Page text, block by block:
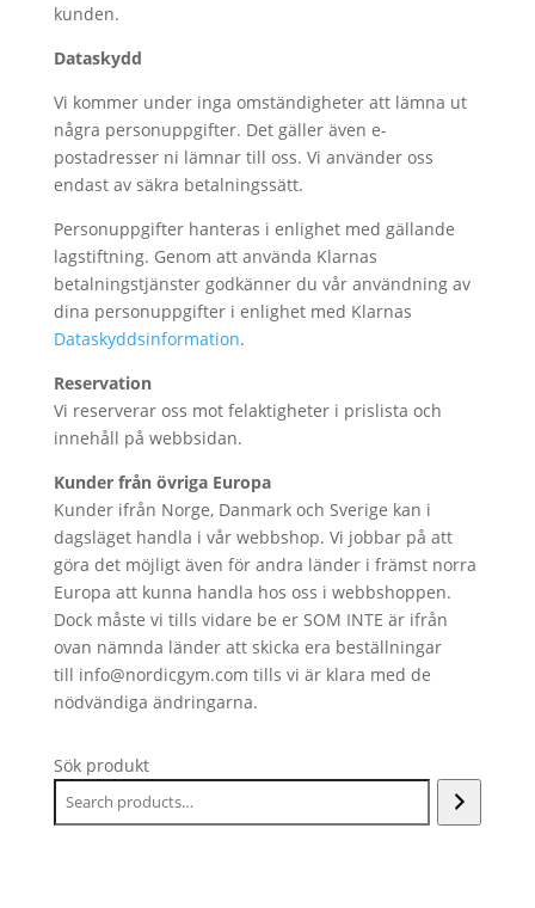
kunden.
Dataskydd
Vi kommer under inga omständigheter att lämna ut
några personuppgifter. Det gäller även e-
postadresser ni lämnar till oss. Vi använder oss
endast av säkra betalningssätt.
Personuppgifter hanteras i enlighet med gällande
lagstiftning. Genom att använda Klarnas
betalningstjänster godkänner du vår användning av
dina personuppgifter i enlighet med Klarnas
Dataskyddsinformation.
Reservation
Vi reserverar oss mot felaktigheter i prislista och
innehåll på webbsidan.
Kunder från övriga Europa
Kunder ifrån Norge, Danmark och Sverige kan i
dagsläget handla i vår webbshop. Vi jobbar på att
göra det möjligt även för andra länder i främst norra
Europa att kunna handla hos oss i webbshoppen.
Dock måste vi tills vidare be er SOM INTE är ifrån
ovan nämnda länder att skicka era beställningar
till info@nordicgym.com tills vi är klara med de
nödvändiga ändringarna.
Sök produkt